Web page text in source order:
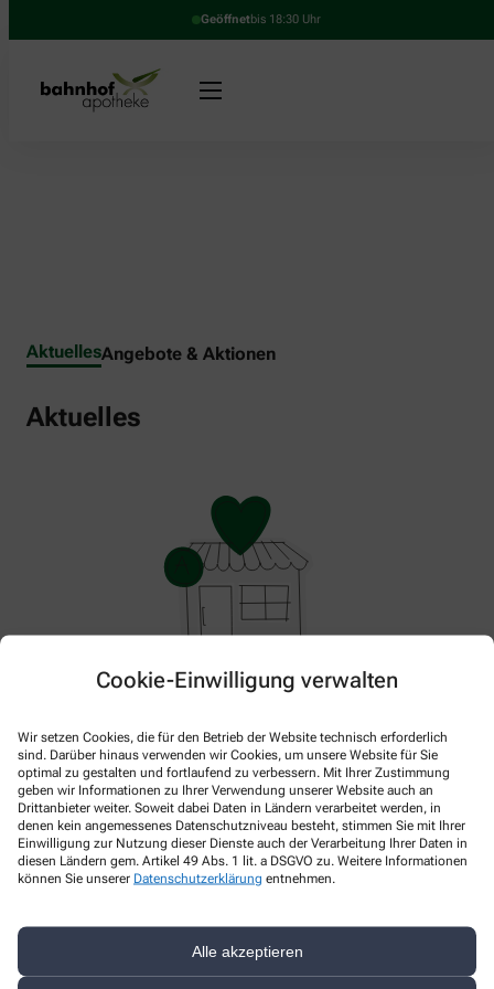
Cookie-Einwilligung verwalten
Wir setzen Cookies, die für den Betrieb der Website technisch erforderlich
sind. Darüber hinaus verwenden wir Cookies, um unsere Website für Sie
optimal zu gestalten und fortlaufend zu verbessern. Mit Ihrer Zustimmung
geben wir Informationen zu Ihrer Verwendung unserer Website auch an
Drittanbieter weiter. Soweit dabei Daten in Ländern verarbeitet werden, in
denen kein angemessenes Datenschutzniveau besteht, stimmen Sie mit Ihrer
Einwilligung zur Nutzung dieser Dienste auch der Verarbeitung Ihrer Daten in
diesen Ländern gem. Artikel 49 Abs. 1 lit. a DSGVO zu. Weitere Informationen
können Sie unserer Datenschutzerklärung entnehmen.
Alle akzeptieren
Geöffnetbis 18:30 Uhr
AktuellesAngebote & Aktionen
Aktuelles
Hier gibt es aktuell nichts Neues. Bitte schauen Sie